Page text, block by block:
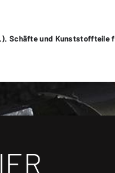
Schäfte und Kunststoffteile